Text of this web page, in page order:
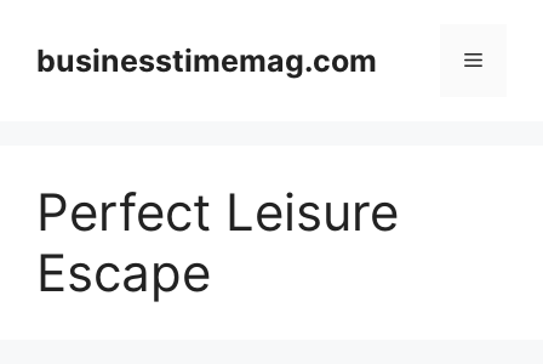
contentbusinesstimemag.com Menu
Perfect Leisure
Escape